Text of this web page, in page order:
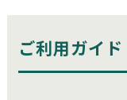
ご利用ガイド